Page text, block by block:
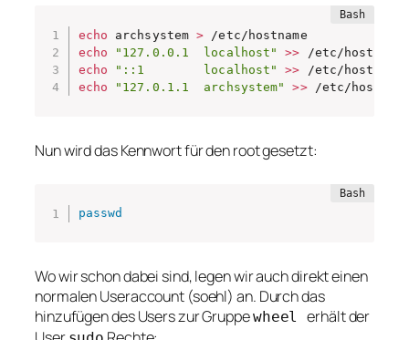
echo archsystem >
echo
"127.0.0.1  localhost" >>
echo
"::1        localhost" >>
echo
"127.0.1.1  archsystem" >> /etc/hosts
Nun wird das Kennwort für den root gesetzt:
passwd
Wo wir schon dabei sind, legen wir auch direkt einen
normalen Useraccount (soehl) an. Durch das
hinzufügen des Users zur Gruppewheelerhält der